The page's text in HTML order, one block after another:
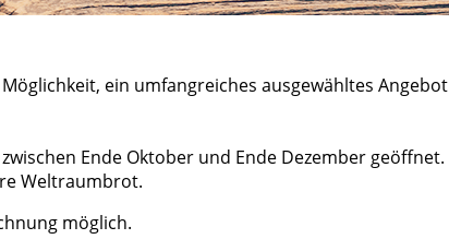
ein umfangreiches ausgewähltes Angebot
Ende Oktober und Ende Dezember geöffnet.
Weltraumbrot.
möglich.